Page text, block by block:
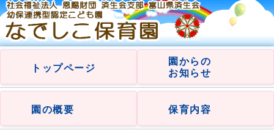
トップページ
園からの
お知らせ
園の概要 保育内容